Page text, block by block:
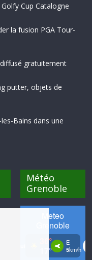
Cup Catalogne
la fusion PGA Tour-
gratuitement
putter, objets de
Bains dans une
Météo
Grenoble